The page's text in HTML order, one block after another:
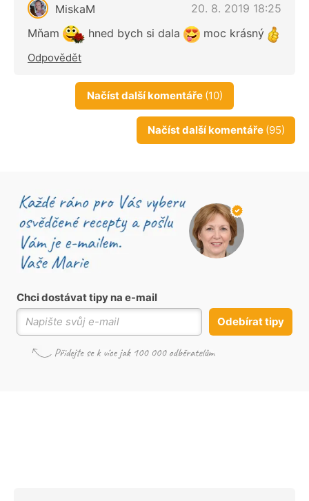
MiskaM
20. 8. 2019 18:25
Mňam
hned bych si dala moc krásný
Odpovědět
Načíst další komentáře (10)
Načíst další komentáře (95)
Chci dostávat tipy na e-mail
Odebírat tipy